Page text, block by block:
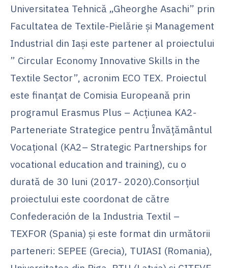
Universitatea Tehnică „Gheorghe Asachi” prin
Facultatea de Textile-Pielărie şi Management
Industrial din Iaşi este partener al proiectului
” Circular Economy Innovative Skills in the
Textile Sector”, acronim ECO TEX. Proiectul
este finanţat de Comisia Europeană prin
programul Erasmus Plus – Acțiunea KA2-
Parteneriate Strategice pentru Învățământul
Vocațional (KA2– Strategic Partnerships for
vocational education and training), cu o
durată de 30 luni (2017- 2020).Consorțiul
proiectului este coordonat de către
Confederación de la Industria Textil –
TEXFOR (Spania) și este format din următorii
parteneri: SEPEE (Grecia), TUIASI (Romania),